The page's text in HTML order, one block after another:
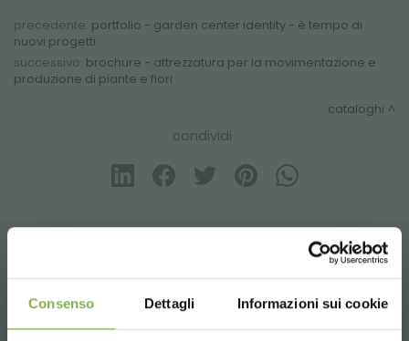
Consenso Dettagli Informazioni sui cookie
precedente: portfolio - garden center identity - è tempo di
nuovi progetti
successivo: brochure - attrezzatura per la movimentazione e
produzione di piante e fiori
cataloghi
condividi
CONTATTI